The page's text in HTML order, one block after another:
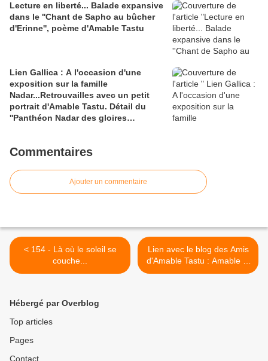
Lecture en liberté... Balade expansive
dans le ''Chant de Sapho au bûcher
d'Erinne'', poème d'Amable Tastu
Lien Gallica : A l'occasion d'une
exposition sur la famille
Nadar...Retrouvailles avec un petit
portrait d'Amable Tastu. Détail du
''Panthéon Nadar des gloires
Commentaires
Ajouter un commentaire
< 154 - Là où le soleil se
couche...
Lien avec le blog des Amis
d'Amable Tastu : Amable et
Joseph Delorme ... >
Hébergé par Overblog
Top articles
Pages
Contact